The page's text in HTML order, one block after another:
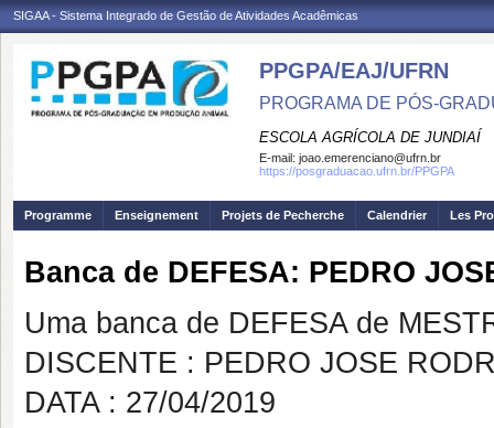
SIGAA - Sistema Integrado de Gestão de Atividades Acadêmicas
PPGPA/EAJ/UFRN
PROGRAMA DE PÓS-
ESCOLA AGRÍCOLA DE JUNDIAÍ
E-mail: joao.emerenciano@ufrn.br
https://posgraduacao.ufrn.br/PPGPA
Programme Enseignement Projets de Pecherche Calendrier Les
Banca de DEFESA: PEDRO
Uma banca de DEFESA de
DISCENTE : PEDRO JOSE
DATA : 27/04/2019